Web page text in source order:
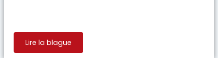
Lire la blague